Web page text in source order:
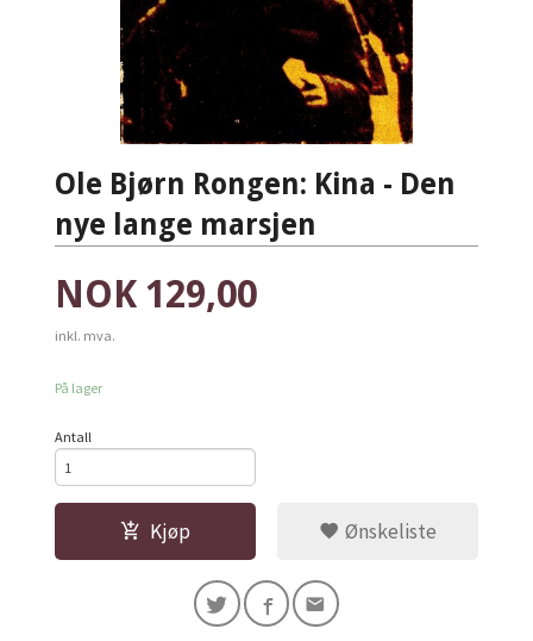
Ole Bjørn Rongen: Kina - Den
nye lange marsjen
Pris
NOK 129,00
inkl. mva.
På lager
Antall
Kjøp Ønskeliste